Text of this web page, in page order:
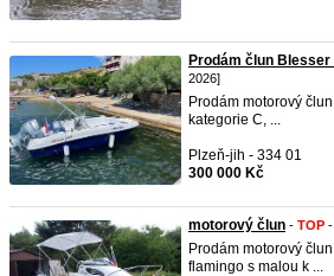
Prodám člun
2026]
Prodám motorový
kategorie C, ...
Plzeň-jih - 334 01
300 000 Kč
motorový člun - TOP
Prodám motorový
flamingo s malou k ...